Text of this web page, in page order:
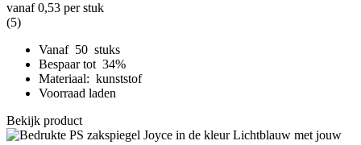
vanaf0,53 per stuk
(5)
Vanaf 50 stuks
Bespaar tot 34%
Materiaal: kunststof
Voorraad laden
Bekijk product